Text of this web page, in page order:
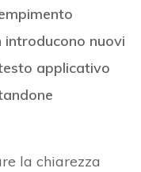
introducono nuovi
applicativo
la chiarezza